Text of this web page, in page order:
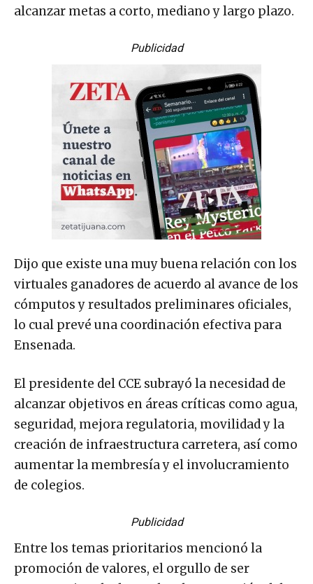
alcanzar metas a corto, mediano y largo plazo.
Publicidad
Dijo que existe una muy buena relación con los
virtuales ganadores de acuerdo al avance de los
cómputos y resultados preliminares oficiales,
lo cual prevé una coordinación efectiva para
Ensenada.
El presidente del CCE subrayó la necesidad de
alcanzar objetivos en áreas críticas como agua,
seguridad, mejora regulatoria, movilidad y la
creación de infraestructura carretera, así como
aumentar la membresía y el involucramiento
de colegios.
Publicidad
Entre los temas prioritarios mencionó la
promoción de valores, el orgullo de ser